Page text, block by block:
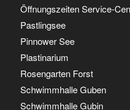
Öffnungszeiten Service-
Pastlingsee
Pinnower See
Plastinarium
Rosengarten Forst
Schwimmhalle Guben
Schwimmhalle Gubin